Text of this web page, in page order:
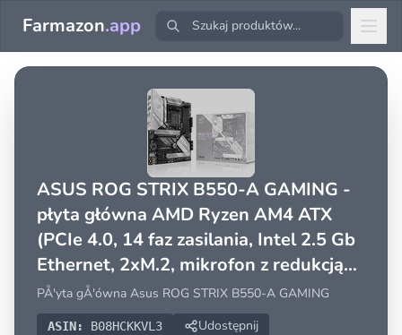
Farmazon.app
ASUS ROG STRIX B550-A GAMING -
płyta główna AMD Ryzen AM4 ATX
(PCIe 4.0, 14 faz zasilania, Intel 2.5 Gb
Ethernet, 2xM.2, mikrofon z redukcją
szumów z sztuczną inteligencją, USB
3.2 Gen 2, Aura Sync
PÅ'yta gÅ'ówna Asus ROG STRIX B550-A GAMING
ASIN: B08HCKKVL3
Udostępnij